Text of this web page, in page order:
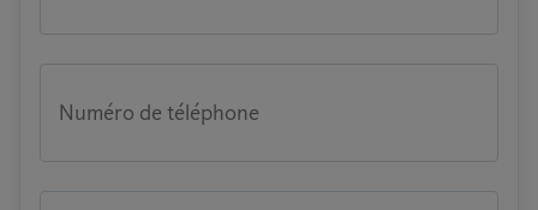
Numéro de téléphone